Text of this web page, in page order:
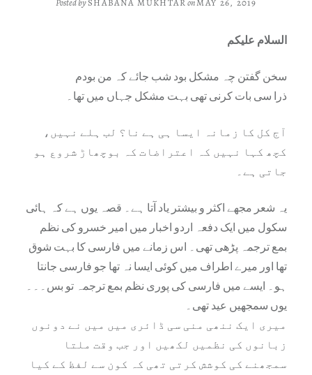
السلام علیکم
سخن گفتن چہ مشکل بود شب جائے کہ من بودم
ذرا سی بات کرنی تھی بہت مشکل جہاں میں تھا۔
آج کل کا زمانہ ایسا ہی ہے نا؟ لب ہلے نہیں،
کچھ کہا نہیں کہ اعتراضات کہ بوچھاڑ شروع ہو
جاتی ہے۔
یہ شعر مجھے اکثر و بیشتر یاد آتا ہے۔ قصہ یوں ہے کہ ہائی
سکول میں ایک دفعہ اردو اخبار میں امیر خسرو کی نظم
بمع ترجمہ پڑھی تھی۔ اس زمانے میں فارسی کا بہت شوق
تھا اور میرے اطراف میں کوئی ایسا نہ تھا جو فارسی جانتا
ہو۔ ایسے میں فارسی کی پوری نظم بمع ترجمہ تو بس۔۔۔
یوں سمجھیں عید تھی۔
میری ایک ننھی منی سی ڈائری میں میں نے دونوں
زبانوں کی نظمیں لکھیں اور جب وقت ملتا
سمجھنے کی کوشش کرتی تھی کہ کون سے لفظ کے کیا